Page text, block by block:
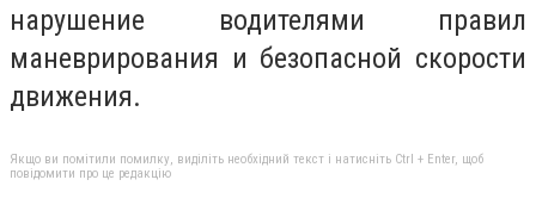
нарушение водителями правил
маневрирования и безопасной скорости
движения.
Якщо ви помітили помилку, виділіть необхідний текст і натисніть Ctrl + Enter, щоб
повідомити про це редакцію